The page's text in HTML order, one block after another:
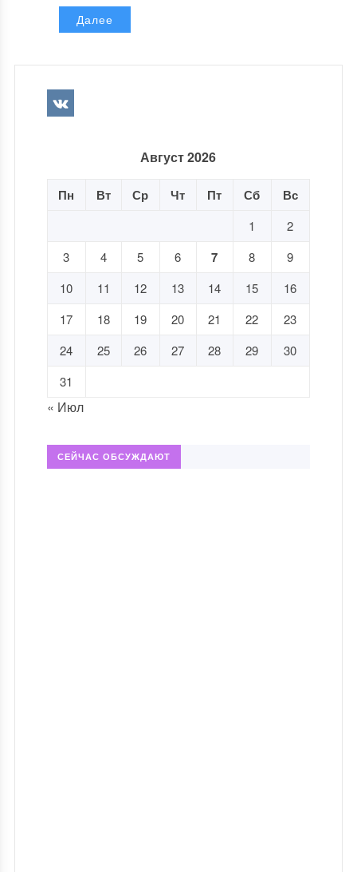
Далее
Август 2026
Пн Вт Ср Чт Пт Сб Вс
1
2
3
4 5 6 7 8
9
10
11 12 13 14 15
16
17
18 19 20 21 22
23
24
25 26 27 28 29
30
31
« Июл
СЕЙЧАС ОБСУЖДАЮТ